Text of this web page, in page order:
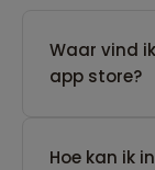
Waar vind
app store?
Hoe kan ik